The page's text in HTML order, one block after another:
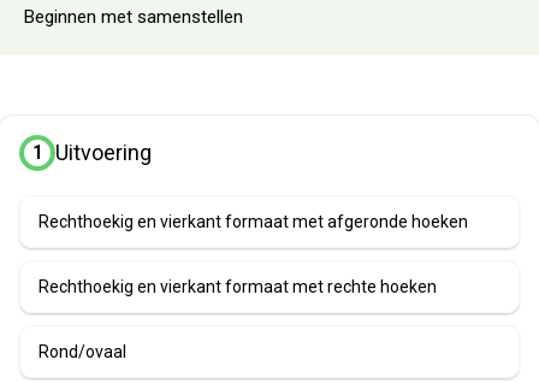
Beginnen met samenstellen
1 Uitvoering
Rechthoekig en vierkant formaat met afgeronde hoeken
Rechthoekig en vierkant formaat met rechte hoeken
Rond/ovaal